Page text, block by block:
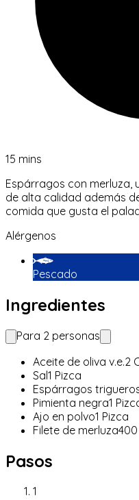
15 mins
Espárragos con merluza,
de alta calidad además
comida que gusta el
Alérgenos
Pescado
Ingredientes
Para 2 personas
Aceite de oliva v.e.2
Sal1 Pizca
Espárragos
Pimienta negra1
Ajo en polvo1 Pizca
Filete de merluza400
Pasos
1